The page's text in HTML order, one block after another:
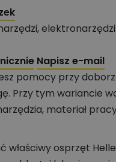
Napisz e-mail
pomocy przy
Przy tym wariancie
materiał
właściwy osprzęt